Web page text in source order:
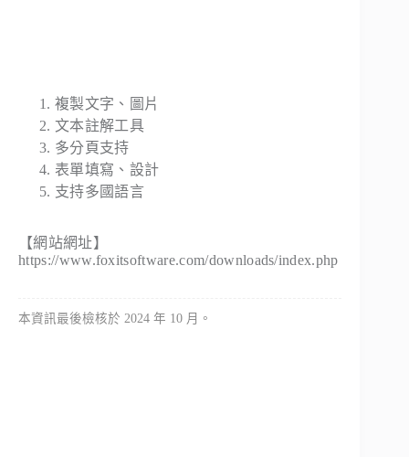
複製文字、圖片
文本註解工具
多分頁支持
表單填寫、設計
支持多國語言
【網站網址】
https://www.foxitsoftware.com/downloads/index.php
本資訊最後檢核於 2024 年 10 月。